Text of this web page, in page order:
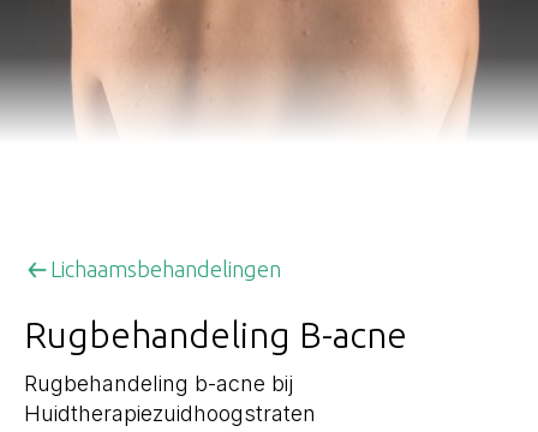
Lichaamsbehandelingen
Rugbehandeling B-acne
Rugbehandeling b-acne bij
Huidtherapiezuidhoogstraten